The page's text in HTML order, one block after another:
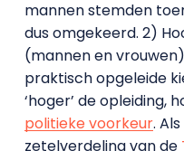
mannen stemden
dus omgekeerd. 2)
(mannen en
praktisch opgeleide
‘hoger’ de opleiding,
politieke voorkeur.
zetelverdeling van de